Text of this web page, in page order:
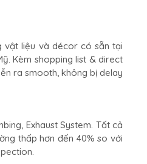
vật liệu và décor có sẵn tại
Kèm shopping list & direct
ra smooth, không bị delay
Exhaust System. Tất cả
thấp hơn đến 40% so với